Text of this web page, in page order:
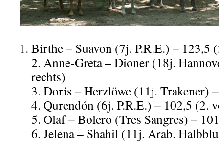
Birthe – Suavon (7j. P.R.E.) – 123,5
2. Anne-Greta – Dioner (18j.
rechts)
3. Doris – Herzlöwe (11j. Trakener)
4. Qurendón (6j. P.R.E.) – 102,5 (2.
5. Olaf – Bolero (Tres Sangres) –
6. Jelena – Shahil (11j. Arab.